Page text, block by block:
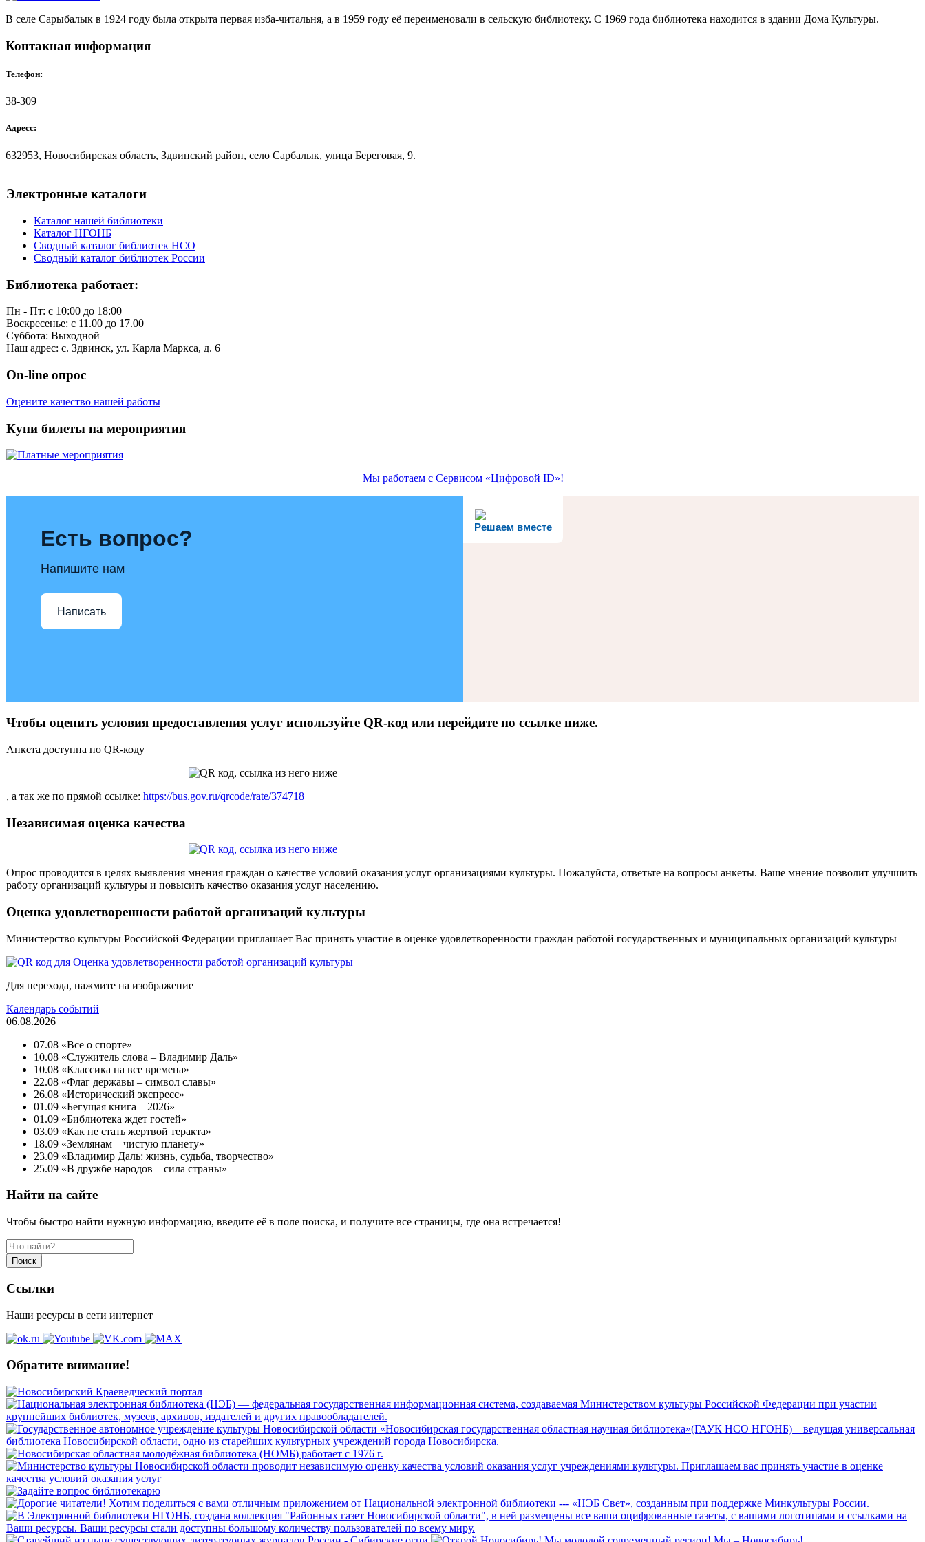
В селе Сарыбалык в 1924 году была открыта первая изба-читальня, а в 1959 году её переименовали в сельскую библиотеку. С 1969 года библиотека находится в здании Дома Культуры.
Контакная информация
Телефон:
38-309
Адресс:
632953, Новосибирская область, Здвинский район, село Сарбалык, улица Береговая, 9.
Электронные каталоги
Каталог нашей библиотеки
Каталог НГОНБ
Сводный каталог библиотек НСО
Сводный каталог библиотек России
Библиотека работает:
Пн - Пт: c 10:00 до 18:00
Воскресенье: с 11.00 до 17.00
Суббота: Выходной
Наш адрес: с. Здвинск, ул. Карла Маркса, д. 6
On-line опрос
Оцените качество нашей работы
Купи билеты на мероприятия
Мы работаем с Сервисом «Цифровой ID»!
Решаем вместе
Есть вопрос?
Напишите нам
Написать
Чтобы оценить условия предоставления услуг используйте QR-код или перейдите по ссылке ниже.
Анкета доступна по QR-коду
, а так же по прямой ссылке: https://bus.gov.ru/qrcode/rate/374718
Независимая оценка качества
Опрос проводится в целях выявления мнения граждан о качестве условий оказания услуг организациями культуры. Пожалуйста, ответьте на вопросы анкеты. Ваше мнение позволит улучшить
работу организаций культуры и повысить качество оказания услуг населению.
Оценка удовлетворенности работой организаций культуры
Министерство культуры Российской Федерации приглашает Вас принять участие в оценке удовлетворенности граждан работой государственных и муниципальных организаций культуры
Для перехода, нажмите на изображение
Календарь событий
06.08.2026
07.08 «Все о спорте»
10.08 «Служитель слова – Владимир Даль»
10.08 «Классика на все времена»
22.08 «Флаг державы – символ славы»
26.08 «Исторический экспресс»
01.09 «Бегущая книга – 2026»
01.09 «Библиотека ждет гостей»
03.09 «Как не стать жертвой теракта»
18.09 «Землянам – чистую планету»
23.09 «Владимир Даль: жизнь, судьба, творчество»
25.09 «В дружбе народов – сила страны»
Найти на сайте
Чтобы быстро найти нужную информацию, введите её в поле поиска, и получите все страницы, где она встречается!
Поиск
Ссылки
Наши ресурсы в сети интернет
Обратите внимание!